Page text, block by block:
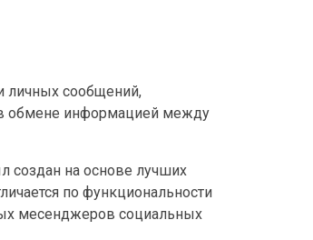
сообщений,
обмене информацией между
создан на основе лучших
по функциональности
месенджеров социальных